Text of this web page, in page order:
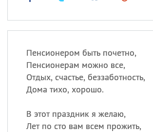
Пенсионером быть почетно,
Пенсионерам можно все,
Отдых, счастье, беззаботность,
Дома тихо, хорошо.
В этот праздник я желаю,
Лет по сто вам всем прожить,